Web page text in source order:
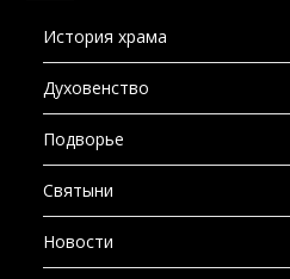
История храма
Духовенство
Подворье
Святыни
Новости